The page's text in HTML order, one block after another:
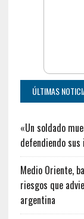
ÚLTIMAS
«Un soldado
defendiendo
Medio Oriente,
riesgos que
argentina